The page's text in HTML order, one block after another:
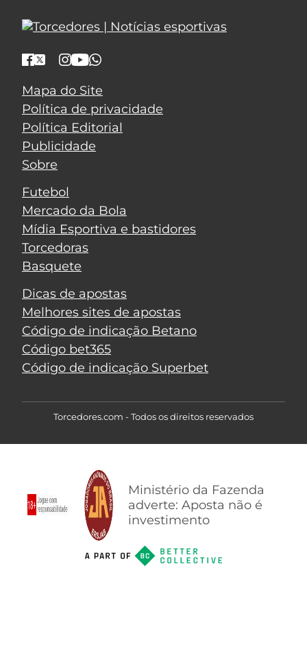
Mapa do Site
Política de privacidade
Política Editorial
Publicidade
Sobre
Futebol
Mercado da Bola
Mídia Esportiva e bastidores
Torcedoras
Basquete
Dicas de apostas
Melhores sites de apostas
Código de indicação Betano
Código bet365
Código de indicação Superbet
Torcedores.com - Todos os direitos reservados
Ministério da Fazenda
adverte: Aposta não é
investimento